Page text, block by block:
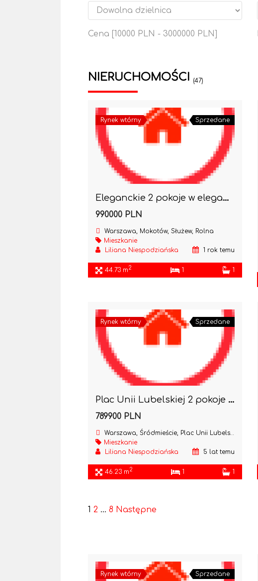
Cena [ 10000 PLN - 3000000 PLN
NIERUCHOMOŚCI (47)
Rynek wtórny Sprzedane
Eleganckie 2 pokoje w eleganckim domu z garażem
990000 PLN
Warszawa, Mokotów, Służew, Rolna
Mieszkanie
Liliana Niespodziańska
1 rok temu
44.73 m2 1 1
Rynek wtórny Sprzedane
Plac Unii Lubelskiej 2 pokoje do remontu-kamienica
789900 PLN
Warszawa, Śródmieście, Plac Unii Lubelskiej
Mieszkanie
Liliana Niespodziańska
5 lat temu
46.23 m2 1 1
1 2 … 8 Następne
Rynek wtórny Sprzedane